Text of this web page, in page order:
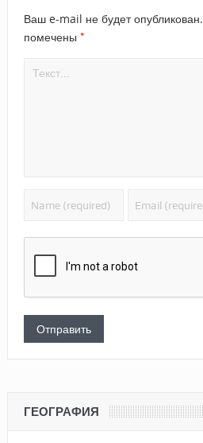
Ваш e-mail не будет опубликован.
помечены *
ГЕОГРАФИЯ